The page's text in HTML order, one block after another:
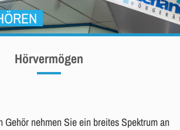
Hörvermögen
Gehör neh­men Sie ein brei­tes Spek­trum an